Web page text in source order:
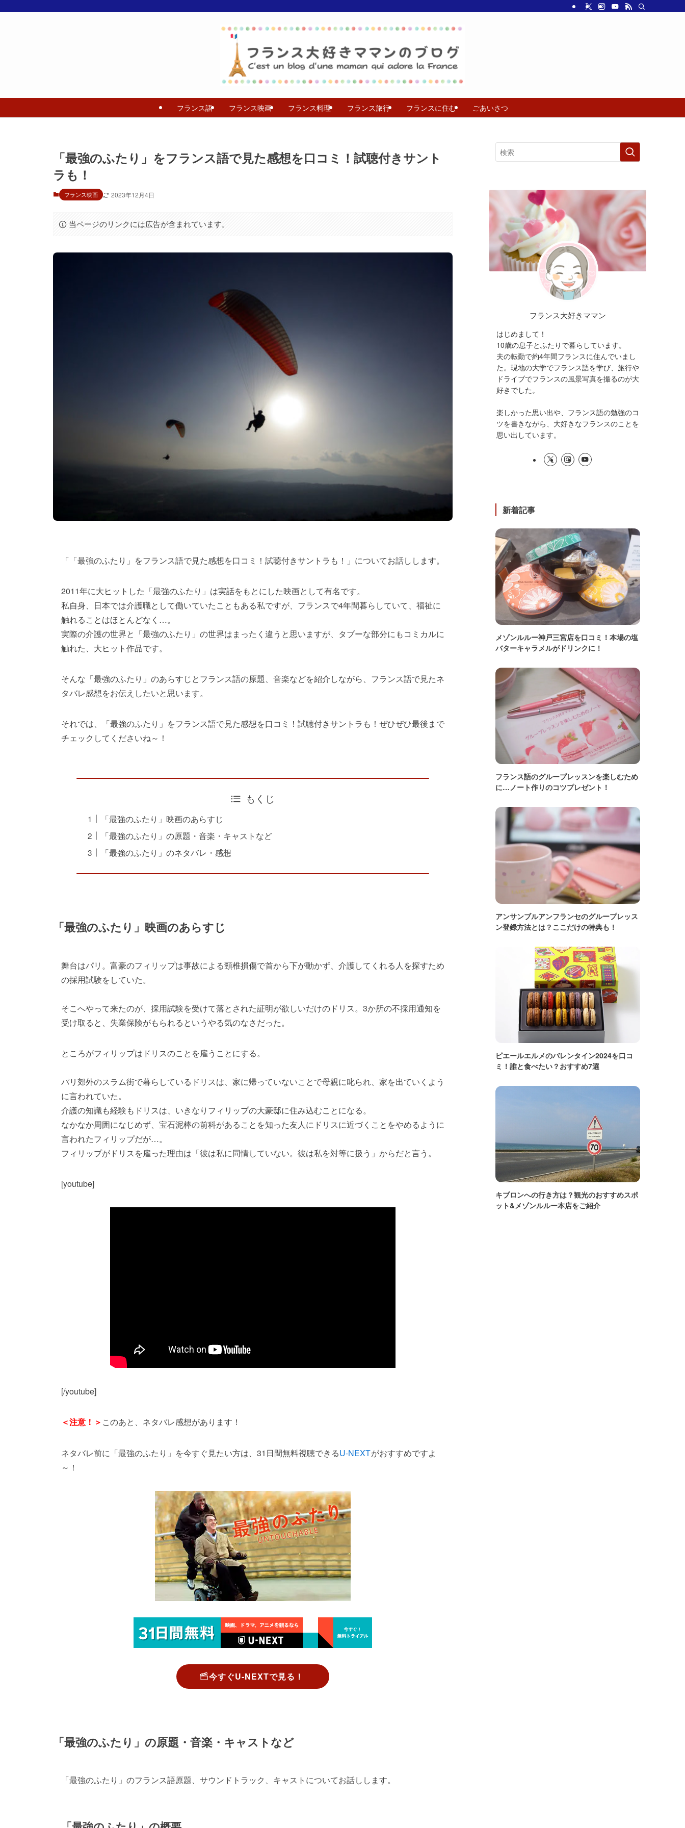
フランス語 フランス映画 フランス料理 フランス旅行 フランスに住む ごあいさつ
「最強のふたり」をフランス語で見た感想を口コミ！試聴付きサント
ラも！
フランス映画 2023年12月4日
当ページのリンクには広告が含まれています。
「「最強のふたり」をフランス語で見た感想を口コミ！試聴付きサントラも！」についてお話しします。
2011年に大ヒットした「最強のふたり」は実話をもとにした映画として有名です。
私自身、日本では介護職として働いていたこともある私ですが、フランスで4年間暮らしていて、福祉に
触れることはほとんどなく…。
実際の介護の世界と「最強のふたり」の世界はまったく違うと思いますが、タブーな部分にもコミカルに
触れた、大ヒット作品です。
そんな「最強のふたり」のあらすじとフランス語の原題、音楽などを紹介しながら、フランス語で見たネ
タバレ感想をお伝えしたいと思います。
それでは、「最強のふたり」をフランス語で見た感想を口コミ！試聴付きサントラも！ぜひぜひ最後まで
チェックしてくださいね～！
もくじ
「最強のふたり」映画のあらすじ
「最強のふたり」の原題・音楽・キャストなど
「最強のふたり」のネタバレ・感想
「最強のふたり」映画のあらすじ
舞台はパリ。富豪のフィリップは事故による頸椎損傷で首から下が動かず、介護してくれる人を探すため
の採用試験をしていた。
そこへやって来たのが、採用試験を受けて落とされた証明が欲しいだけのドリス。3か所の不採用通知を
受け取ると、失業保険がもられるというやる気のなさだった。
ところがフィリップはドリスのことを雇うことにする。
パリ郊外のスラム街で暮らしているドリスは、家に帰っていないことで母親に叱られ、家を出ていくよう
に言われていた。
介護の知識も経験もドリスは、いきなりフィリップの大豪邸に住み込むことになる。
なかなか周囲になじめず、宝石泥棒の前科があることを知った友人にドリスに近づくことをやめるように
言われたフィリップだが…。
フィリップがドリスを雇った理由は「彼は私に同情していない。彼は私を対等に扱う」からだと言う。
[youtube]
[/youtube]
＜注意！＞ このあと、ネタバレ感想があります！
ネタバレ前に「最強のふたり」を今すぐ見たい方は、31日間無料視聴できるU-NEXTがおすすめですよ
～！
今すぐU-NEXTで見る！
「最強のふたり」の原題・音楽・キャストなど
「最強のふたり」のフランス語原題、サウンドトラック、キャストについてお話しします。
フランス大好きママン
はじめまして！
10歳の息子とふたりで暮らしています。
夫の転勤で約4年間フランスに住んでいまし
た。現地の大学でフランス語を学び、旅行や
ドライブでフランスの風景写真を撮るのが大
好きでした。
楽しかった思い出や、フランス語の勉強のコ
ツを書きながら、大好きなフランスのことを
思い出しています。
新着記事
メゾンルルー神戸三宮店を口コミ！本場の塩
バターキャラメルがドリンクに！
フランス語のグループレッスンを楽しむため
に…ノート作りのコツプレゼント！
アンサンブルアンフランセのグループレッス
ン登録方法とは？ここだけの特典も！
ピエールエルメのバレンタイン2024を口コ
ミ！誰と食べたい？おすすめ7選
キブロンへの行き方は？観光のおすすめスポ
ット&メゾンルルー本店をご紹介